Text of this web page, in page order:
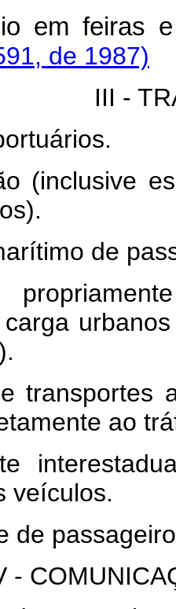
em feiras
de 1987)
III -
(inclusive
de
transportes
ao
veículos.
de
-